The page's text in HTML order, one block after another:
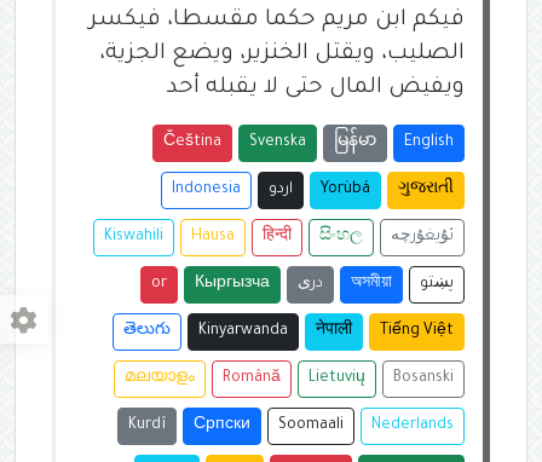
فيكم ابن مريم حكما مقسطا، فيكسر
الصليب، ويقتل الخنزير، ويضع الجزية،
ويفيض المال حتى لا يقبله أحد
English
မြန်မာ
Svenska
Čeština
ગુજરાતી
Yorùbá اردو Indonesia
ئۇيغۇرچە සිංහල
हिन्दी
Hausa
Kiswahili
پښتو অসমীয়া دری Кыргызча
or
Tiếng Việt
नेपाली
Kinyarwanda
తెలుగు
Bosanski
Lietuvių
Română
മലയാളം
Nederlands
Soomaali
Српски
Kurdî